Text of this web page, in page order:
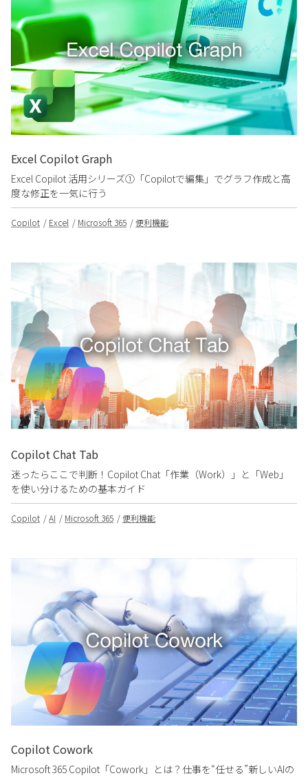
Excel Copilot Graph
Excel Copilot 活用シリーズ①「Copilotで編集」でグラフ作成と高
度な修正を一気に行う
Copilot Excel Microsoft 365 便利機能
Copilot Chat Tab
迷ったらここで判断！Copilot Chat「作業（Work）」と「Web」
を使い分けるための基本ガイド
Copilot AI Microsoft 365 便利機能
Copilot Cowork
Microsoft 365 Copilot「Cowork」とは？仕事を“任せる”新しいAIの